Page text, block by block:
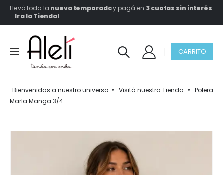
Llevá toda la nueva temporaday pagá en 3 cuotas sin interés
- Ir a la Tienda!
CARRITO
Bienvenidas a nuestro universo » Visitá nuestra Tienda » Polera
Marla Manga 3/4